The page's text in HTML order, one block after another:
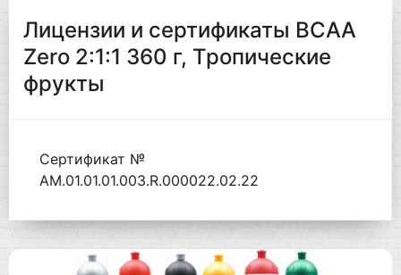
Лицензии и сертификаты BCAA
Zero 2:1:1 360 г, Тропические
фрукты
Сертификат №
AM.01.01.01.003.R.000022.02.22